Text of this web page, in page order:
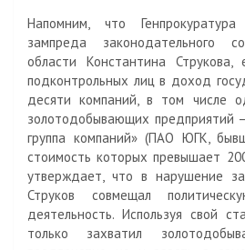
Напомним, что
зампреда законодательного
области Константина Струкова,
подконтрольных лиц в доход
десяти компаний, в том числе
золотодобывающих предприятий
группа компаний» (ПАО ЮГК,
стоимость которых превышает
утверждает, что в нарушение
Струков совмещал
деятельность. Используя свой
только захватил